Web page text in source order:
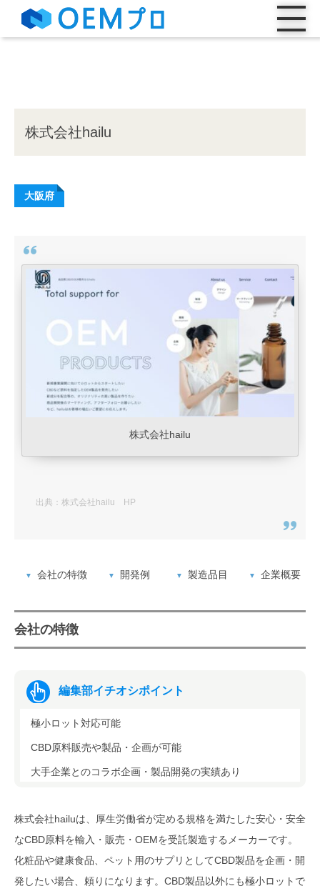
株式会社hailu
大阪府
株式会社hailu
出典：株式会社hailu HP
会社の特徴 開発例 製造品目 企業概要
会社の特徴
編集部イチオシポイント
極小ロット対応可能
CBD原料販売や製品・企画が可能
大手企業とのコラボ企画・製品開発の実績あり
株式会社hailuは、厚生労働省が定める規格を満たした安心・安全
なCBD原料を輸入・販売・OEMを受託製造するメーカーです。
化粧品や健康食品、ペット用のサプリとしてCBD製品を企画・開
発したい場合、頼りになります。CBD製品以外にも極小ロットで